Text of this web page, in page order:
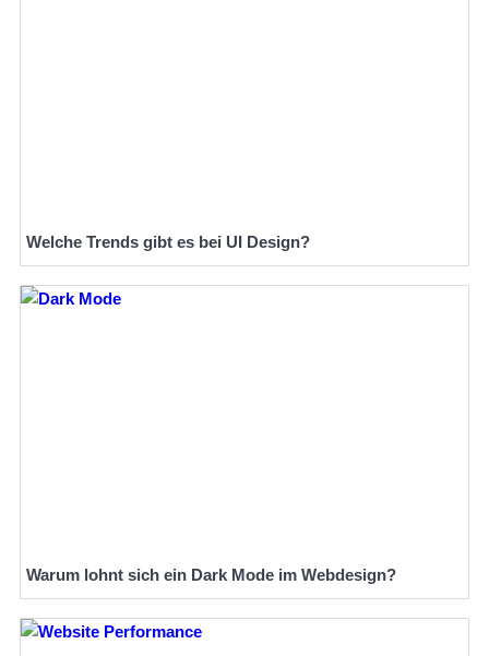
Welche Trends gibt es bei UI Design?
Warum lohnt sich ein Dark Mode im Webdesign?